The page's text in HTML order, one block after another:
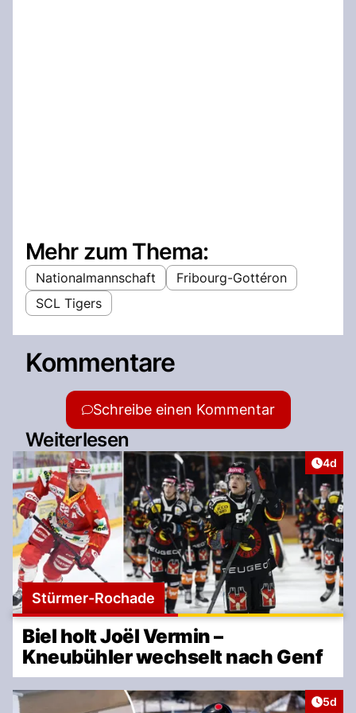
Mehr zum Thema:
Nationalmannschaft
Fribourg-Gottéron
SCL Tigers
Kommentare
Schreibe einen Kommentar
Weiterlesen
4d
Stürmer-Rochade
Biel holt Joël Vermin –
Kneubühler wechselt nach Genf
5d